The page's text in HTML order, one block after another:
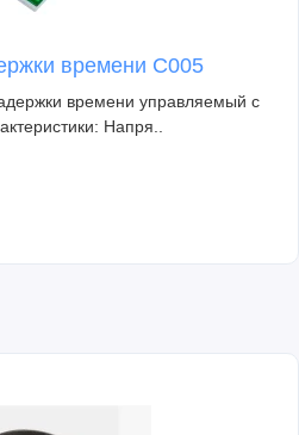
времени C005
времени управляемый с
Напря..